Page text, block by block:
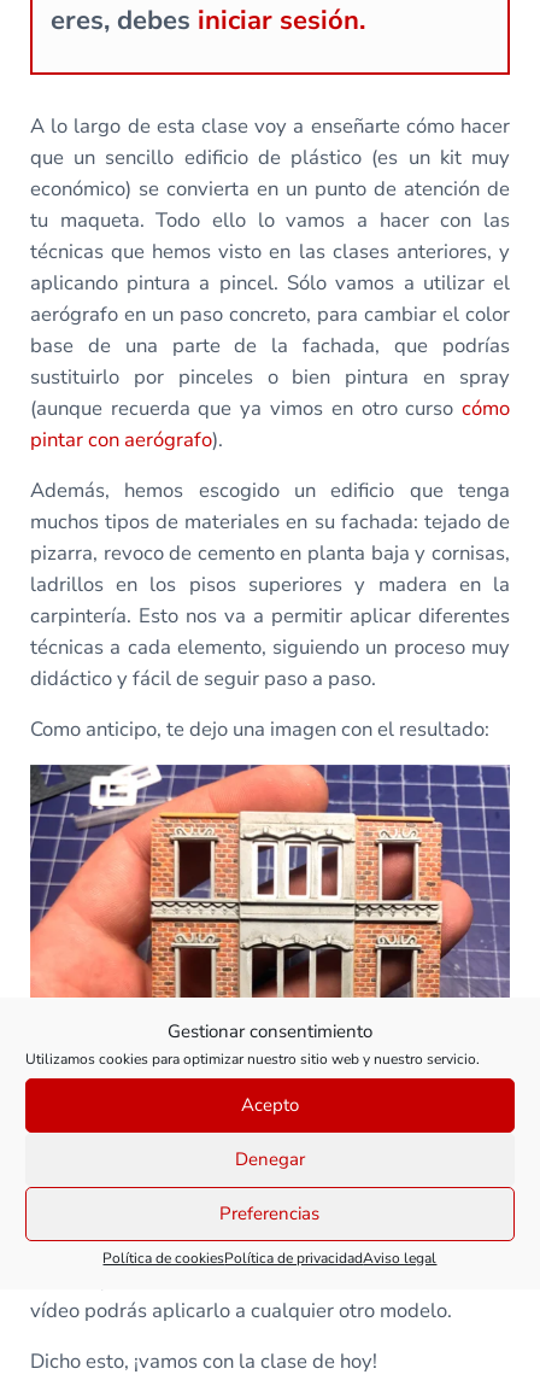
Gestionar consentimiento
Utilizamos cookies para optimizar nuestro sitio web y nuestro servicio.
Acepto
Denegar
Preferencias
Política de cookiesPolítica de privacidadAviso legal
eres, debes iniciar sesión.
A lo largo de esta clase voy a enseñarte cómo hacer
que un sencillo edificio de plástico (es un kit muy
económico) se convierta en un punto de atención de
tu maqueta. Todo ello lo vamos a hacer con las
técnicas que hemos visto en las clases anteriores, y
aplicando pintura a pincel. Sólo vamos a utilizar el
aerógrafo en un paso concreto, para cambiar el color
base de una parte de la fachada, que podrías
sustituirlo por pinceles o bien pintura en spray
(aunque recuerda que ya vimos en otro cursocómo
pintar con aerógrafo).
Además, hemos escogido un edificio que tenga
muchos tipos de materiales en su fachada: tejado de
pizarra, revoco de cemento en planta baja y cornisas,
ladrillos en los pisos superiores y madera en la
carpintería. Esto nos va a permitir aplicar diferentes
técnicas a cada elemento, siguiendo un proceso muy
didáctico y fácil de seguir paso a paso.
Como anticipo, te dejo una imagen con el resultado:
vídeo podrás aplicarlo a cualquier otro modelo.
Dicho esto, ¡vamos con la clase de hoy!